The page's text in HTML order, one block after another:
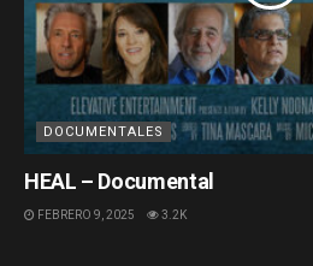
DOCUMENTALES
HEAL – Documental
FEBRERO 9, 2025 3.2K